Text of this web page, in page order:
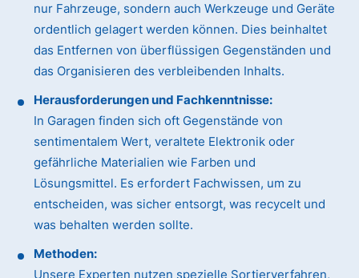
nur Fahrzeuge, sondern auch Werkzeuge und Geräte
ordentlich gelagert werden können. Dies beinhaltet
das Entfernen von überflüssigen Gegenständen und
das Organisieren des verbleibenden Inhalts.
Herausforderungen und Fachkenntnisse:
In Garagen finden sich oft Gegenstände von
sentimentalem Wert, veraltete Elektronik oder
gefährliche Materialien wie Farben und
Lösungsmittel. Es erfordert Fachwissen, um zu
entscheiden, was sicher entsorgt, was recycelt und
was behalten werden sollte.
Methoden:
Unsere Experten nutzen spezielle Sortierverfahren,